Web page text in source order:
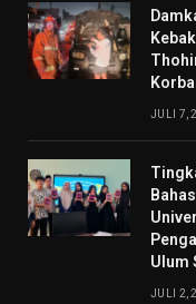
JULI 7,
Ulum
JULI 2,